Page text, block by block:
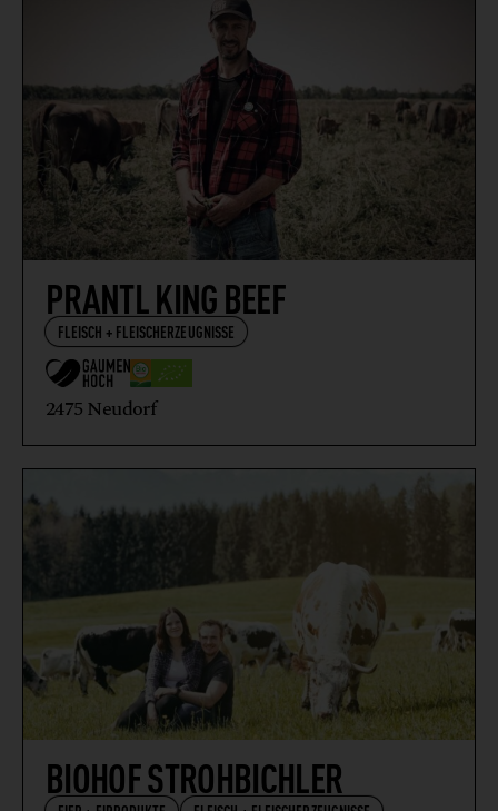
PRANTL KING BEEF
FLEISCH + FLEISCHERZEUGNISSE
2475 Neudorf
BIOHOF STROHBICHLER